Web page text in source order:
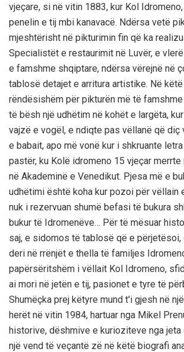
vjeçare, si në vitin 1883, kur Kol
penelin e tij mbi kanavacë. Ndërsa vetë
mjeshtërisht në pikturimin fin që ka
Specialistët e restaurimit në Luvër, e
e famshme shqiptare, ndërsa vërejnë në
tablosë detajet e arritura artistike. Në
rëndësishëm për pikturën më të
të bësh një udhëtim në kohët e largëta,
vajzë e vogël, e ndiqte pas vëllanë që diç
e babait, apo më vonë kur i shkruante
pastër, ku Kolë idromeno 15 vjeçar
në Akademinë e Venedikut. Pjesa më e
udhëtimi është koha kur pozoi për vëllain
nuk i rezervuan shumë befasi të bukura
bukur të Idromenëve… Për të mësuar
saj, e sidomos të tablosë që e përjetësoi,
deri në rrënjët e thella të familjes
papërsëritshëm i vëllait Kol Idromeno,
ai mori në jetën e tij, pasionet e tyre të
Shumëçka prej këtyre mund t'i gjesh në
herët në vitin 1984, hartuar nga Mikel
historive, dëshmive e kurioziteve nga jeta
një vend të veçantë zë në këtë biografi